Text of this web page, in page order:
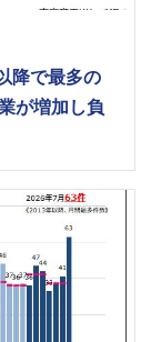
降で最多の
が増加し負